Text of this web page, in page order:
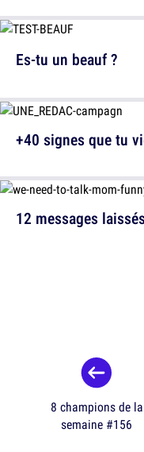
12 messages
Es-tu un beauf ?
+40 signes que tu
8 champions de la
semaine #156